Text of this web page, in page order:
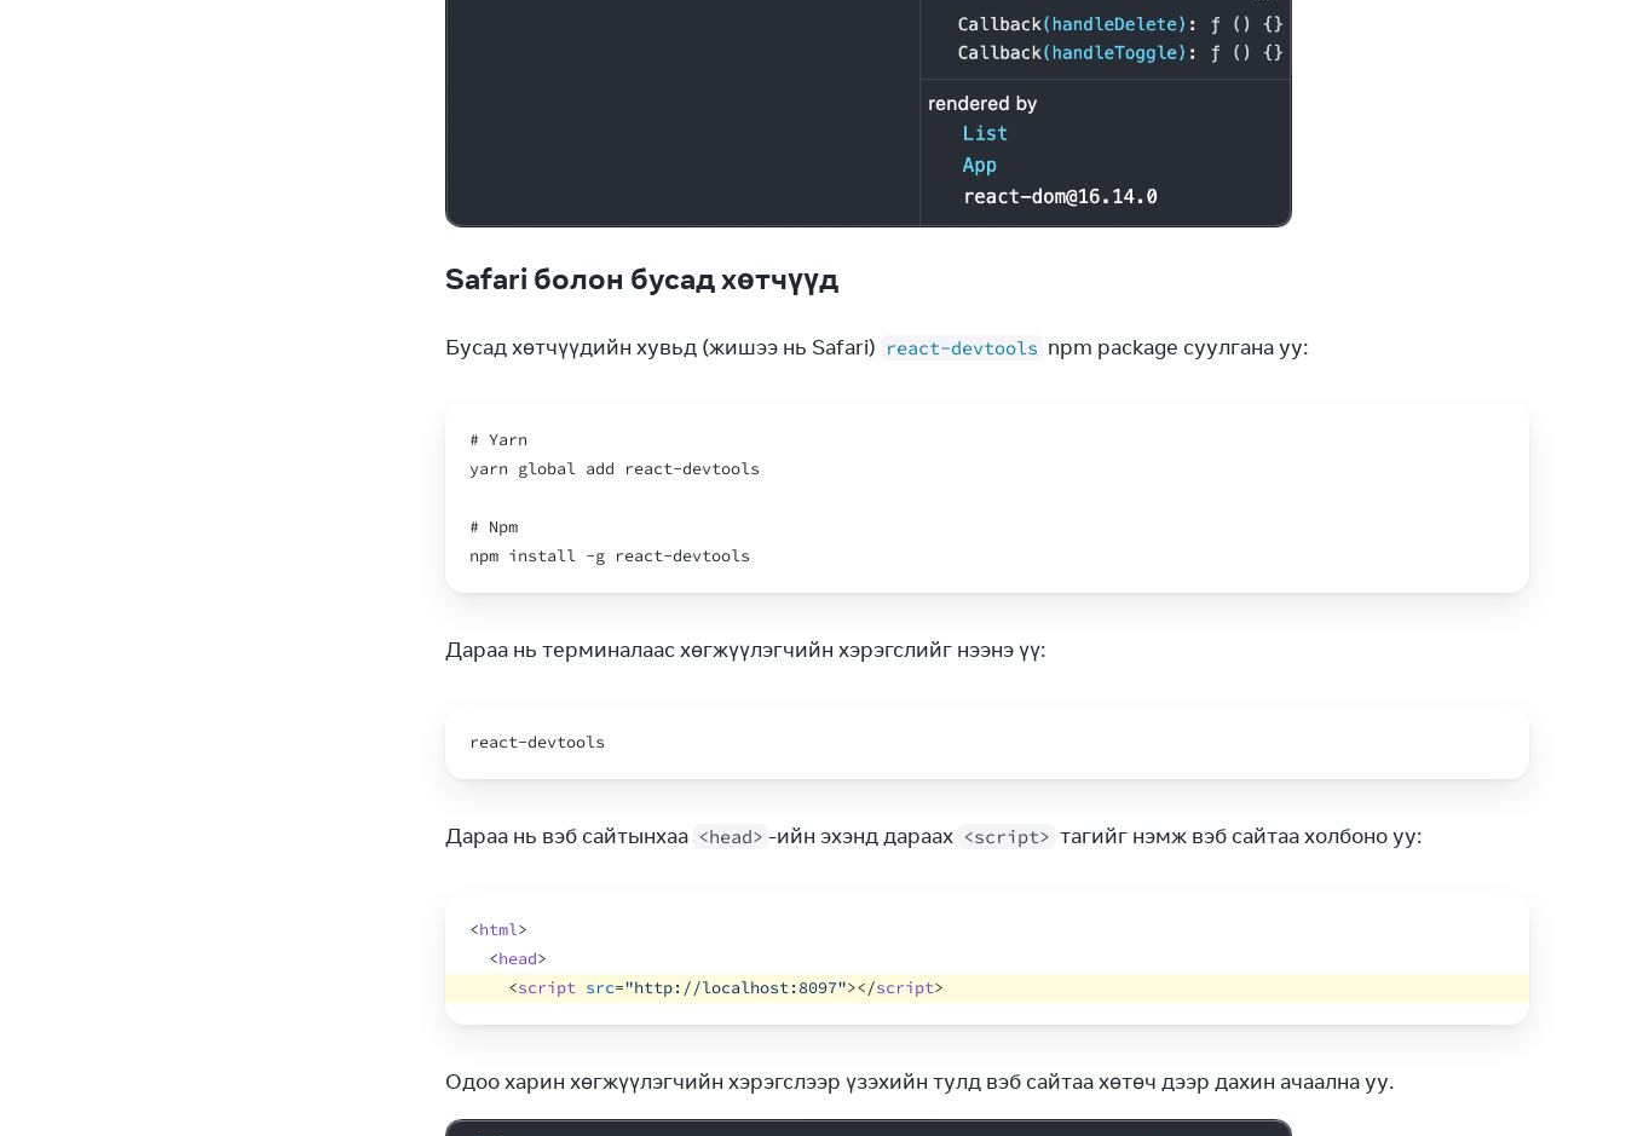
Safari болон бусад хөтчүүд
Бусад хөтчүүдийн хувьд (жишээ нь Safari) react-devtools npm package суулгана уу:
# Yarn
yarn global add react-devtools
# Npm
npm install -g react-devtools
Дараа нь терминалаас хөгжүүлэгчийн хэрэгслийг нээнэ үү:
react-devtools
Дараа нь вэб сайтынхаа <head> -ийн эхэнд дараах <script> тагийг нэмж вэб сайтаа холбоно уу:
<html>
<head>
<script src="http://localhost:8097"></script>
Одоо харин хөгжүүлэгчийн хэрэгслээр үзэхийн тулд вэб сайтаа хөтөч дээр дахин ачаална уу.